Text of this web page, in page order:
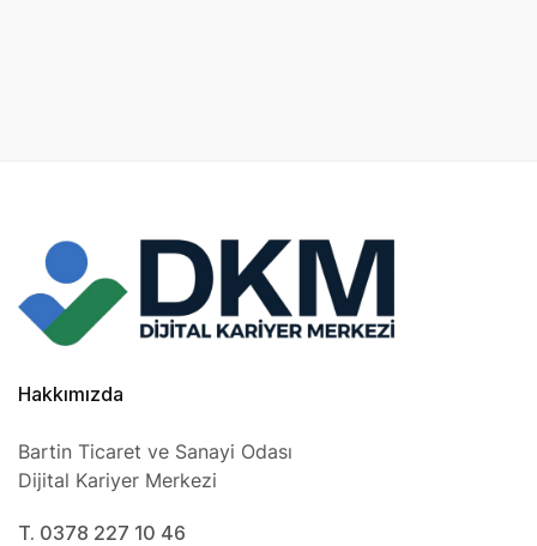
Hakkımızda
Bartin Ticaret ve Sanayi Odası
Dijital Kariyer Merkezi
T. 0378 227 10 46